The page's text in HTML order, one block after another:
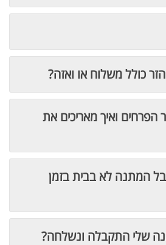
כולל משלוח או ואזה?
הפרחים ואיך מאריכים את
המתנה לא בבית בזמן
שלי התקבלה ונשלחה?